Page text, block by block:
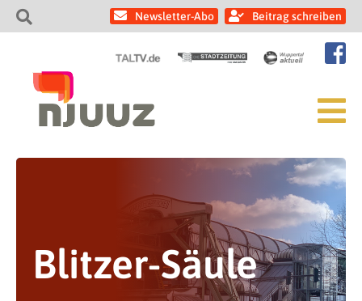
Newsletter-Abo Beitrag schreiben
Blitzer-Säule